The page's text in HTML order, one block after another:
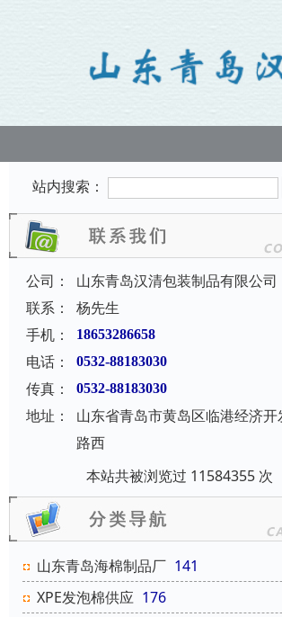
站内搜索：
公司：
山东青岛汉清包装制品有限公司
联系：
杨先生
手机：
18653286658
电话： 0532-88183030
传真： 0532-88183030
地址：
山东省青岛市黄岛区临港经济开
路西
本站共被浏览过 11584355 次
山东青岛海棉制品厂 141
XPE发泡棉供应 176